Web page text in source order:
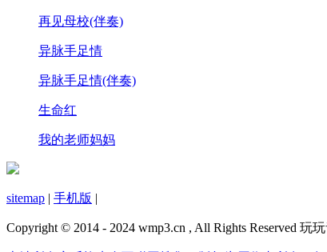
再见母校(伴奏)
异脉手足情
异脉手足情(伴奏)
生命红
我的老师妈妈
sitemap | 手机版 |
Copyright © 2014 - 2024 wmp3.cn , All Rights Reserved 玩